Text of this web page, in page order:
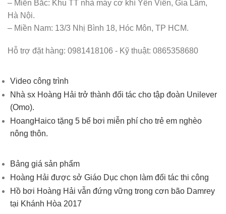
– Miền Bắc: Khu TT nhà máy cơ khí Yên Viên, Gia Lâm,
Hà Nội.
– Miền Nam: 13/3 Nhị Bình 18, Hóc Môn, TP HCM.
Hỗ trợ đặt hàng: 0981418106 - Kỹ thuật: 0865358680
Video công trình
Nhà sx Hoàng Hải trở thành đối tác cho tập đoàn Unilever
(Omo).
HoangHaico tặng 5 bể bơi miễn phí cho trẻ em nghèo
nông thôn.
Bảng giá sản phẩm
Hoàng Hải được sở Giáo Dục chọn làm đối tác thi công
Hồ bơi Hoàng Hải vẫn đứng vững trong cơn bão Damrey
tại Khánh Hòa 2017